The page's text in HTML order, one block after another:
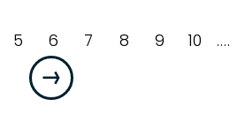
Seite:
5 Seite:
6 Seite:
7 Seite:
8 Seite:
9 Seite:
10 ....